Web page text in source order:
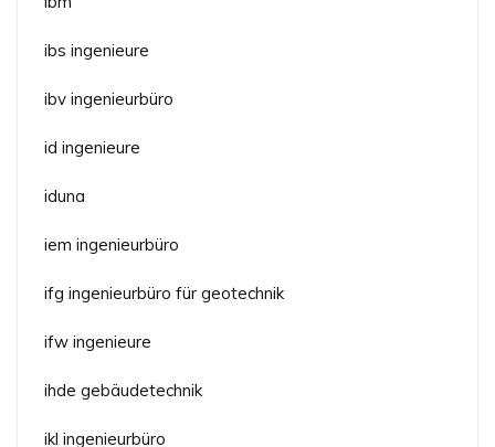
ibs ingenieure
ibv ingenieurbüro
id ingenieure
iduna
iem ingenieurbüro
ifg ingenieurbüro für geotechnik
ifw ingenieure
ihde gebäudetechnik
ikl ingenieurbüro